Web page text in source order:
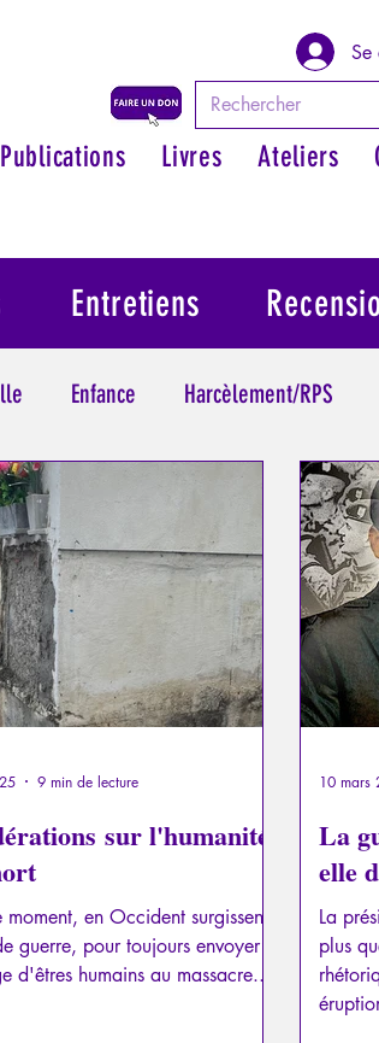
Se
Publications Livres Ateliers
Enfance Harcèlement/RPS
Philosopher par les mythes
du Pouvoir Psychopathologie du
La Licorne La Lucarne Articles
Psychose Temporalité Conférences
sur l'humanité
moment, en Occident surgissent
guerre, pour toujours envoyer
d'êtres humains au massacre..
9 min de lecture
La
elle
La
plus
10 mars
Entretiens